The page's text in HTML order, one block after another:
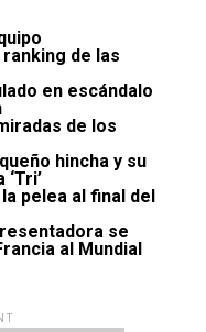
de las
en escándalo
de los
hincha y su
pelea al final del
se
al Mundial